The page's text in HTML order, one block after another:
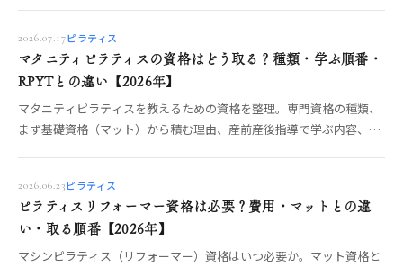
2026.07.17ピラティス
マタニティピラティスの資格はどう取る？種類・学ぶ順番・
RPYTとの違い【2026年】
マタニティピラティスを教えるための資格を整理。専門資格の種類、
まず基礎資格（マット）から積む理由、産前産後指導で学ぶ内容、ヨ
2026.06.23ピラティス
ピラティスリフォーマー資格は必要？費用・マットとの違
い・取る順番【2026年】
マシンピラティス（リフォーマー）資格はいつ必要か。マット資格と